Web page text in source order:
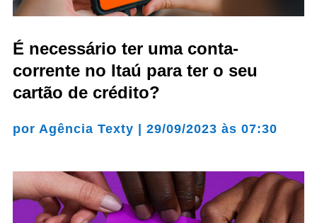
É necessário ter uma conta-
corrente no Itaú para ter o seu
cartão de crédito?
por Agência Texty | 29/09/2023 às 07:30